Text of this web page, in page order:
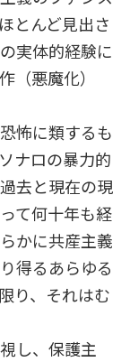
とんど見出さ
実体的経験に
（悪魔化）
怖に類するも
ナロの暴力的
去と現在の現
て何十年も経
かに共産主義
得るあらゆる
り、それはむ
し、保護主